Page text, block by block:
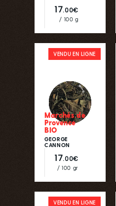
17.00€
/ 100 g
VENDU EN LIGNE
Marchés de
Provence
BIO
GEORGE
CANNON
17.00€
/ 100 gr
VENDU EN LIGNE